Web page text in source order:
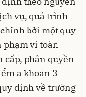
vụ, quá trình
bởi một quy
phạm vi toàn
cấp, phân quyền
a khoản 3
định về trường